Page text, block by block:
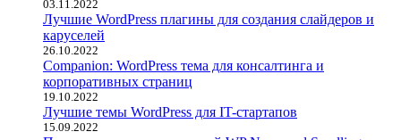
03.11.2022
Лучшие WordPress плагины для создания слайдеров и
каруселей
26.10.2022
Companion: WordPress тема для консалтинга и
корпоративных страниц
19.10.2022
Лучшие темы WordPress для IT-стартапов
15.09.2022